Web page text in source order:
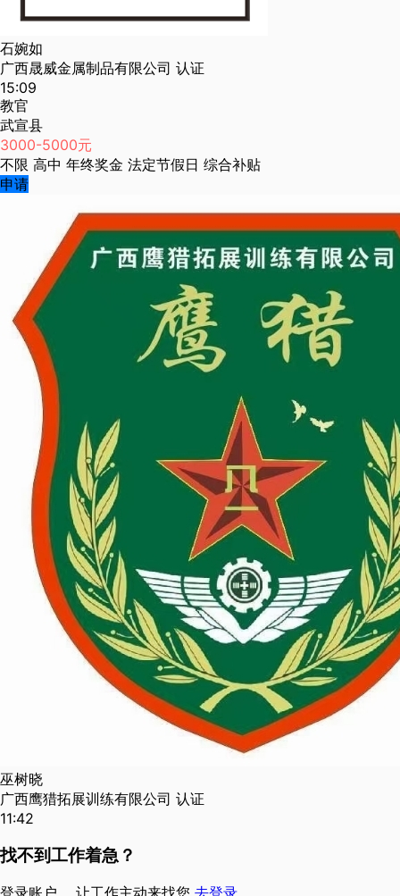
石婉如
广西晟威金属制品有限公司 认证
15:09
教官
武宣县
3000-5000元
不限 高中 年终奖金 法定节假日 综合补贴
申请
巫树晓
广西鹰猎拓展训练有限公司 认证
11:42
找不到工作着急？